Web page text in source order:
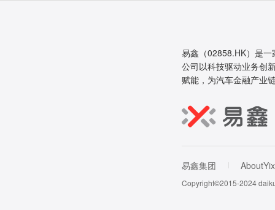
易鑫（02858.HK）是
公司以科技驱动业务创
赋能，为汽车金融产业
易鑫集团
Copyright©2015-2024